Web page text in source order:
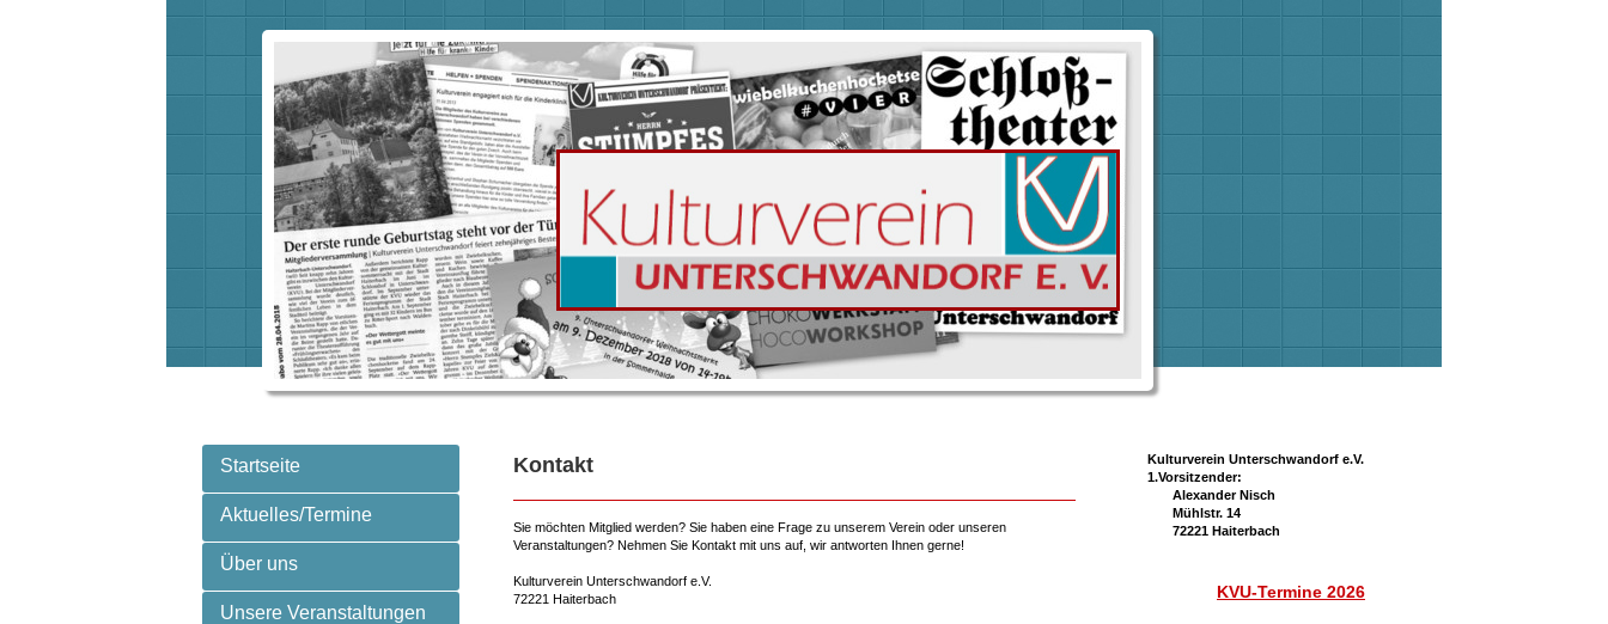
Startseite
Aktuelles/Termine
Über uns
Unsere Veranstaltungen
Kontakt
Sie möchten Mitglied werden? Sie haben eine Frage zu unserem Verein oder unseren
Veranstaltungen? Nehmen Sie Kontakt mit uns auf, wir antworten Ihnen gerne!
Kulturverein Unterschwandorf e.V.
72221 Haiterbach
Kulturverein Unterschwandorf e.V.
1.Vorsitzender:
Alexander Nisch
Mühlstr. 14
72221 Haiterbach
KVU-Termine 2026